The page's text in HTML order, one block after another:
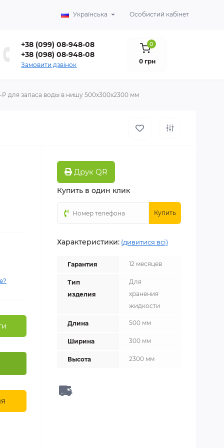
Українська Особистий кабінет
+38 (099) 08-948-08
+38 (098) 08-948-08
Замовити дзвінок
0
0 грн
для запаса воды в нишу 500х300х2300 мм
Друк QR
Купить в один клик
Купить
Характеристики: (дивитися всі)
Гарантия 12 месяцев
Тип
изделия
Для
хранения
жидкости
Длина 500 мм
Ширина 300 мм
Высота 2300 мм